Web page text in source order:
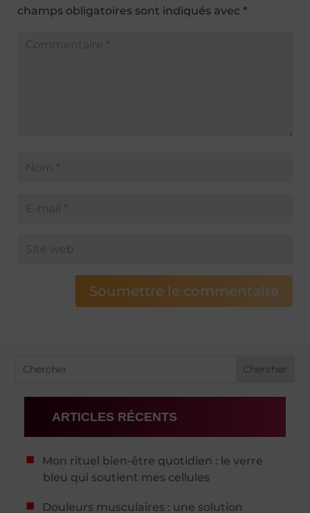
champs obligatoires sont indiqués avec *
Soumettre le commentaire
ARTICLES RÉCENTS
Mon rituel bien-être quotidien : le verre
bleu qui soutient mes cellules
Douleurs musculaires : une solution